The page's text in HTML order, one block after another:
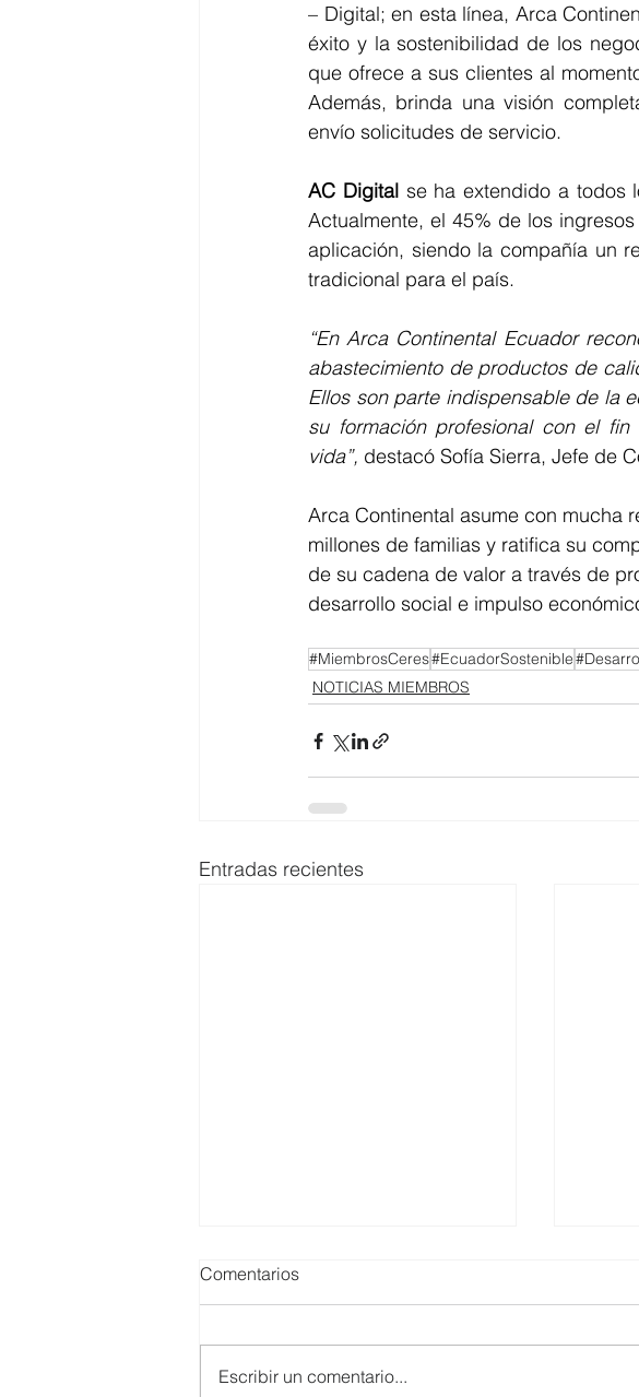
– Digital; en esta línea, Arca
éxito y la sostenibilidad de los
que ofrece a sus clientes al
Además, brinda una visión
envío solicitudes de servicio.
AC Digital se ha extendido a todos
Actualmente, el 45% de los
aplicación, siendo la compañía un
tradicional para el país.
“En Arca Continental Ecuador
abastecimiento de productos de
Ellos son parte indispensable de la
su formación profesional con el
vida”, destacó Sofía Sierra, Jefe de
Arca Continental asume con mucha
millones de familias y ratifica su
de su cadena de valor a través de
desarrollo social e impulso
#MiembrosCeres#EcuadorSostenible
NOTICIAS MIEMBROS
Entradas recientes
Comentarios
Escribir un comentario...